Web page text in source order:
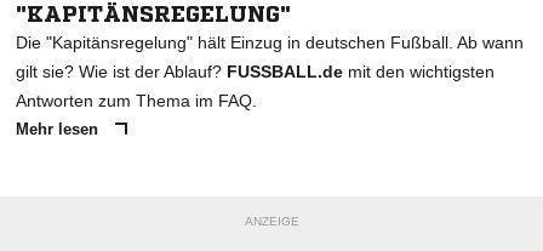
"KAPITÄNSREGELUNG"
Die "Kapitänsregelung" hält Einzug in deutschen Fußball. Ab wann
gilt sie? Wie ist der Ablauf? FUSSBALL.de mit den wichtigsten
Antworten zum Thema im FAQ.
Mehr lesen
ANZEIGE